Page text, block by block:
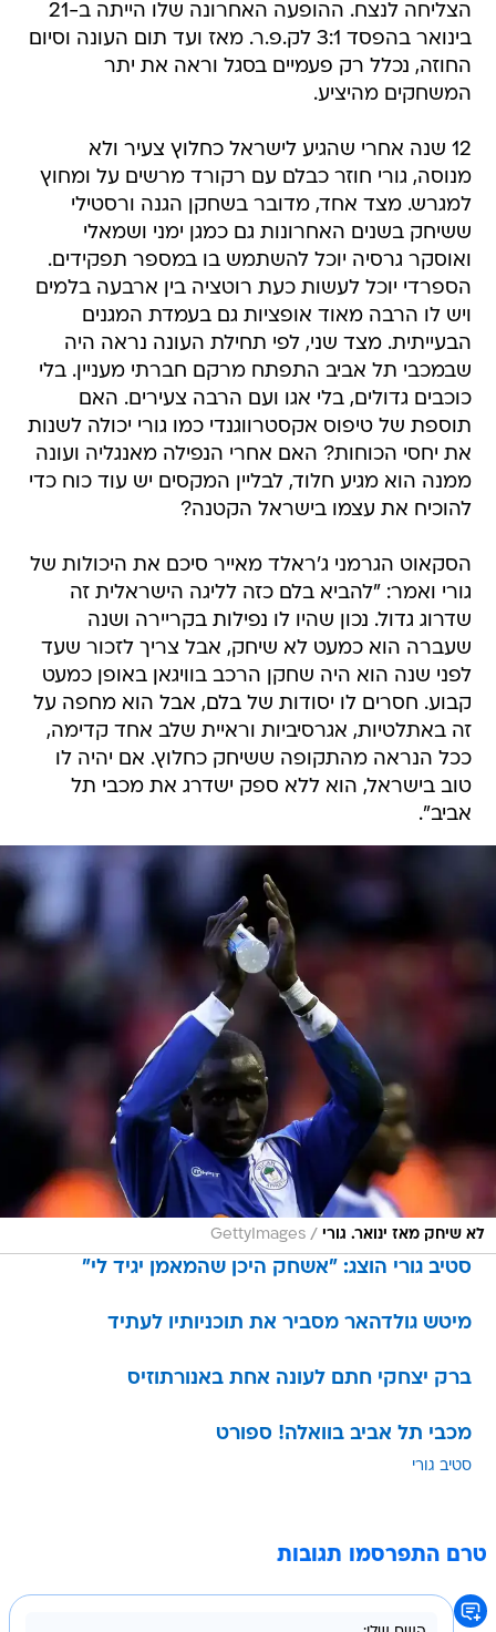
הצליחה לנצח. ההופעה האחרונה שלו הייתה ב-21
בינואר בהפסד 3:1 לק.פ.ר. מאז ועד תום העונה וסיום
החוזה, נכלל רק פעמיים בסגל וראה את יתר
המשחקים מהיציע.
12 שנה אחרי שהגיע לישראל כחלוץ צעיר ולא
מנוסה, גורי חוזר כבלם עם רקורד מרשים על ומחוץ
למגרש. מצד אחד, מדובר בשחקן הגנה ורסטילי
ששיחק בשנים האחרונות גם כמגן ימני ושמאלי
ואוסקר גרסיה יוכל להשתמש בו במספר תפקידים.
הספרדי יוכל לעשות כעת רוטציה בין ארבעה בלמים
ויש לו הרבה מאוד אופציות גם בעמדת המגנים
הבעייתית. מצד שני, לפי תחילת העונה נראה היה
שבמכבי תל אביב התפתח מרקם חברתי מעניין. בלי
כוכבים גדולים, בלי אגו ועם הרבה צעירים. האם
תוספת של טיפוס אקסטרווגנדי כמו גורי יכולה לשנות
את יחסי הכוחות? האם אחרי הנפילה מאנגליה ועונה
ממנה הוא מגיע חלוד, לבליין המקסים יש עוד כוח כדי
להוכיח את עצמו בישראל הקטנה?
הסקאוט הגרמני ג'ראלד מאייר סיכם את היכולות של
גורי ואמר: "להביא בלם כזה לליגה הישראלית זה
שדרוג גדול. נכון שהיו לו נפילות בקריירה ושנה
שעברה הוא כמעט לא שיחק, אבל צריך לזכור שעד
לפני שנה הוא היה שחקן הרכב בוויגאן באופן כמעט
קבוע. חסרים לו יסודות של בלם, אבל הוא מחפה על
זה באתלטיות, אגרסיביות וראיית שלב אחד קדימה,
ככל הנראה מהתקופה ששיחק כחלוץ. אם יהיה לו
טוב בישראל, הוא ללא ספק ישדרג את מכבי תל
אביב".
לא שיחק מאז ינואר. גורי /
GettyImages
סטיב גורי הוצג: "אשחק היכן שהמאמן יגיד לי"
מיטש גולדהאר מסביר את תוכניותיו לעתיד
ברק יצחקי חתם לעונה אחת באנורתוזיס
מכבי תל אביב בוואלה! ספורט
סטיב גורי
טרם התפרסמו תגובות